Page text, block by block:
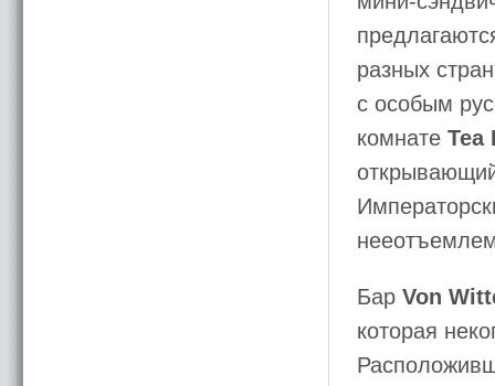
разных
с особым
комнате Tea
Бар Von
которая